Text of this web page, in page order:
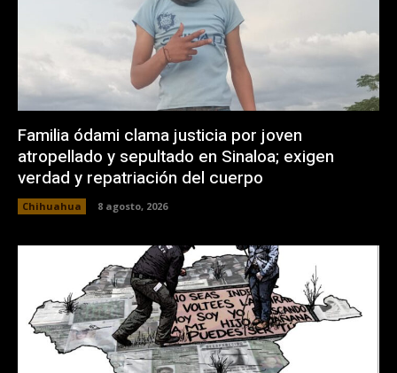
Familia ódami clama justicia por joven
atropellado y sepultado en Sinaloa; exigen
verdad y repatriación del cuerpo
Chihuahua 8 agosto, 2026